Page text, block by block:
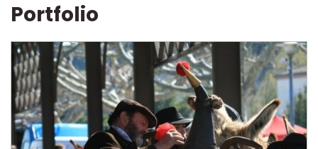
Portfolio